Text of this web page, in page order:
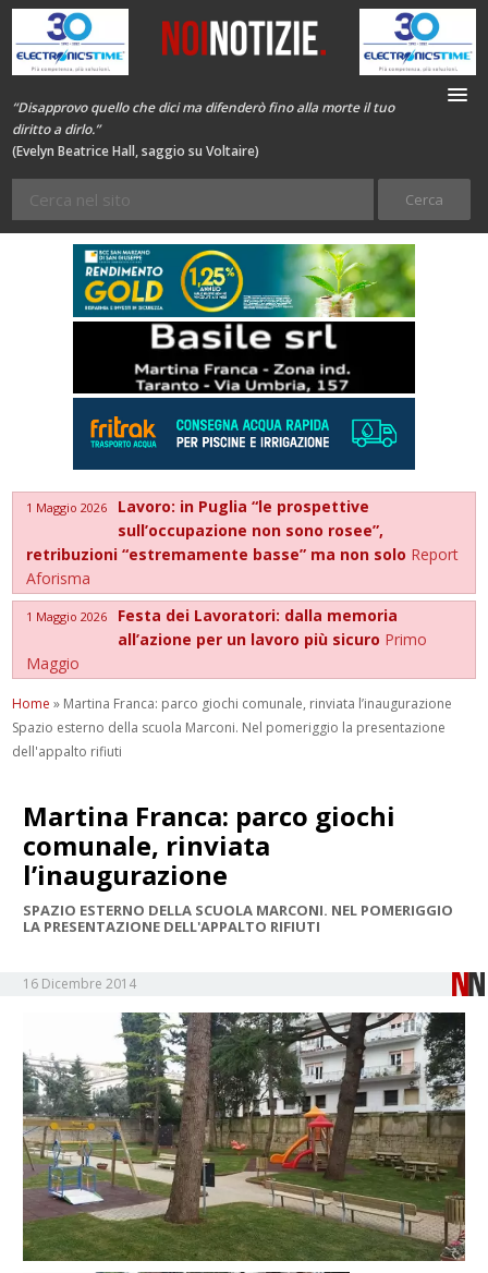
“Disapprovo quello che dici ma difenderò fino alla morte il tuo
diritto a dirlo.”
(Evelyn Beatrice Hall, saggio su Voltaire)
1 Maggio 2026
Lavoro: in Puglia “le prospettive
sull’occupazione non sono rosee”,
retribuzioni “estremamente basse” ma non solo Report
Aforisma
1 Maggio 2026
Festa dei Lavoratori: dalla memoria
all’azione per un lavoro più sicuro Primo
Maggio
Home » Martina Franca: parco giochi comunale, rinviata l’inaugurazione
Spazio esterno della scuola Marconi. Nel pomeriggio la presentazione
dell'appalto rifiuti
Martina Franca: parco giochi
comunale, rinviata
l’inaugurazione
SPAZIO ESTERNO DELLA SCUOLA MARCONI. NEL POMERIGGIO
LA PRESENTAZIONE DELL'APPALTO RIFIUTI
16 Dicembre 2014